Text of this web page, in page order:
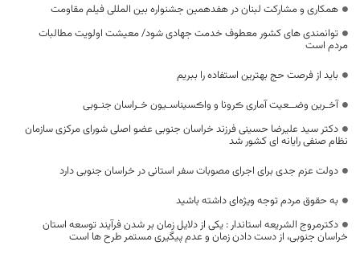
همکاری و مشارکت لبنان در هفدهمین جشنواره بین المللی فیلم مقاومت
توانمندی های کشور معطوف خدمت جهادی شود/ معیشت اولویت مطالبات
مردم است
باید از فرصت حج بهترین استفاده را ببریم
آخـرین وضــعیت آماری ڪرونا و واڪسیناسـیون خـراسان جنـوبی
دکتر سید علیرضا حسینی فرزند خراسان جنوبی عضو اصلی شورای مرکزی سازمان
نظام صنفی رایانه ای کشور شد
دولت عزم جدی برای اجرای مصوبات سفر استانی در خراسان جنوبی دارد
به حقوق مردم توجه ویژه‌ای داشته باشید
دکترمروج الشریعه استاندار : یکی از دلایل زمان بر شدن فرآیند توسعه استان
خراسان جنوبی، از دست دادن زمان و عدم پیگیری مستمر طرح ها است